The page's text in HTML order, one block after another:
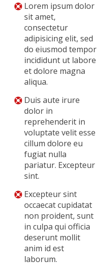
Lorem ipsum dolor
sit amet,
consectetur
adipisicing elit, sed
do eiusmod tempor
incididunt ut labore
et dolore magna
aliqua.
Duis aute irure
dolor in
reprehenderit in
voluptate velit esse
cillum dolore eu
fugiat nulla
pariatur. Excepteur
sint.
Excepteur sint
occaecat cupidatat
non proident, sunt
in culpa qui officia
deserunt mollit
anim id est
laborum.